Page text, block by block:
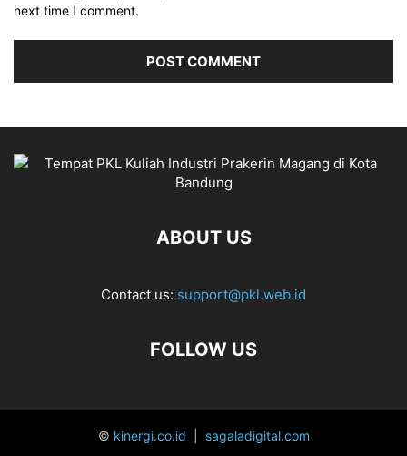
next time I comment.
ABOUT US
Contact us: support@pkl.web.id
FOLLOW US
© kinergi.co.id sagaladigital.com